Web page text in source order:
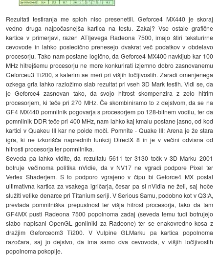
Rezultati testiranja me sploh niso presenetili. Geforce4 MX440 je skoraj
vedno druga najpočasnejša kartica na testu. Zakaj? Vse ostale grafične
kartice v primerjavi, razen ATIjevega Radeona 7500, imajo štiri teksturirne
cevovode in lahko posledično prenesejo dvakrat več podatkov v obdelavo
procesorju. Tako nam postane logično, da Geforce4 MX400 navkljub kar 100
MHz hitrejšemu procesorju ne more konkurirati izjemno dobro zasnovanemu
Geforceu3 Ti200, s katerim se meri pri višjih ločljivostih. Zaradi omenjenega
ozkega grla lahko razložimo slab rezultat pri vseh 3D Mark testih. Vidi se, da
je Geforce4 zasnovan tako, da svojo hitrost skompenzira z zelo hitrim
procesorjem, ki teče pri 270 MHz. Če skombiniramo to z dejstvom, da se na
GF4 MX440 pomnilnik pogovarja s procesorjem po 128-bitnem vodilu, ter da
pomnilnik DDR teče pri 400 MHz, nam lahko kaj kmalu postane jasno, od kod
kartici v Quakeu III kar ne poide moči. Pomnite - Quake III: Arena je že stara
igra, ki ne izkorišča naprednih funkcij DirectX 8 in je v večini odvisna od
hitrosti procesorja ter pomnilnika.
Seveda pa lahko vidite, da rezultatu 5611 ter 3130 točk v 3D Marku 2001
botruje večinoma politika nVidie, da v NV17 ne vgradi podpore Pixel ter
Vertex Shaderjem. S to podporo vgrajeno v čipu bi Geforce4 MX postal
ultimativna kartica za vsakega igričarja, česar pa si nVidia ne želi, saj hoče
služiti velike denarce pri Titanium seriji. V Serious Samu, podobno kot v Q3:A,
prevlada pomnilniška prepustnost ter višja hitrost procesorja, tako da tam
GF4MX pusti Radeona 7500 popolnoma zadaj (seveda temu tudi botrujejo
slabo napisani OpenGL gonilniki za Radeone) ter se enakovredno kosa z
dražjim Geforceom3 Ti200. V Vulpine GLMarku pa kartica popolnoma
razočara, saj jo dejstvo, da ima samo dva cevovoda, v višjih ločljivostih
popolnoma pokoplje.